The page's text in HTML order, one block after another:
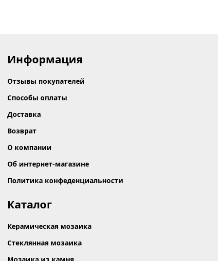
Информация
Отзывы покупателей
Способы оплаты
Доставка
Возврат
О компании
Об интернет-магазине
Политика конфеденциальности
Каталог
Керамическая мозаика
Стеклянная мозаика